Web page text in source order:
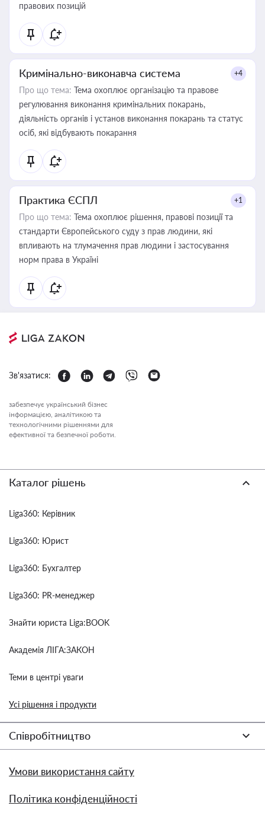
правових позицій
Кримінально-виконавча система +4
Про що тема: Тема охоплює організацію та правове
регулювання виконання кримінальних покарань,
діяльність органів і установ виконання покарань та статус
осіб, які відбувають покарання
Практика ЄСПЛ +1
Про що тема: Тема охоплює рішення, правові позиції та
стандарти Європейського суду з прав людини, які
впливають на тлумачення прав людини і застосування
норм права в Україні
Зв'язатися:
забезпечує український бізнес
інформацією, аналітикою та
технологічними рішеннями для
ефективної та безпечної роботи.
Каталог рішень
Liga360: Керівник
Liga360: Юрист
Liga360: Бухгалтер
Liga360: PR-менеджер
Знайти юриста Liga:BOOK
Академія ЛІГА:ЗАКОН
Теми в центрі уваги
Усі рішення і продукти
Співробітництво
Умови використання сайту
Політика конфіденційності